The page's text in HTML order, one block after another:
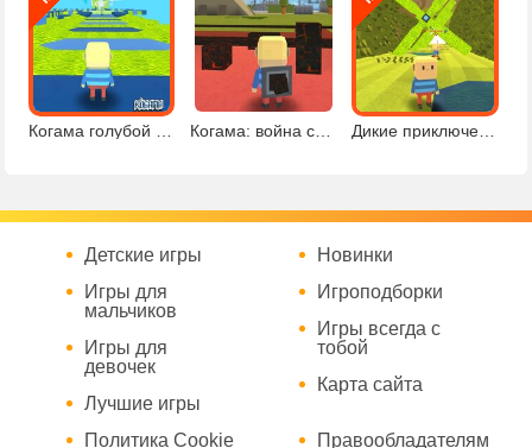
Когама голубой паркур Когама: война стихий Дикие приключения в Когаме
Детские игры
Игры для
мальчиков
Игры для
девочек
Лучшие игры
Новинки
Игроподборки
Игры всегда с
тобой
Карта сайта
Политика Cookie Правообладателям